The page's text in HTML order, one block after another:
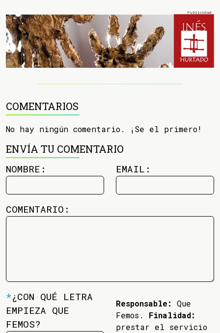
COMENTARIOS
No hay ningún comentario. ¡Se el primero!
ENVÍA TU COMENTARIO
NOMBRE: EMAIL:
COMENTARIO:
*¿CON QUÉ LETRA
EMPIEZA QUE
FEMOS?
Responsable:
Que
Femos. Finalidad:
prestar el servicio